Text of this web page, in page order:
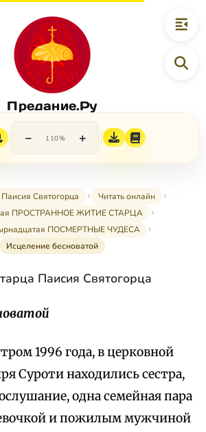
Предание.Ру
− 110% +
Святогорца
Читать онлайн
ПРОСТРАННОЕ ЖИТИЕ СТАРЦА
ПОСМЕРТНЫЕ ЧУДЕСА
Исцеление бесноватой
Паисия Святогорца
1996 года, в церковной
Суроти находились сестра,
одна семейная пара
и пожилым мужчиной